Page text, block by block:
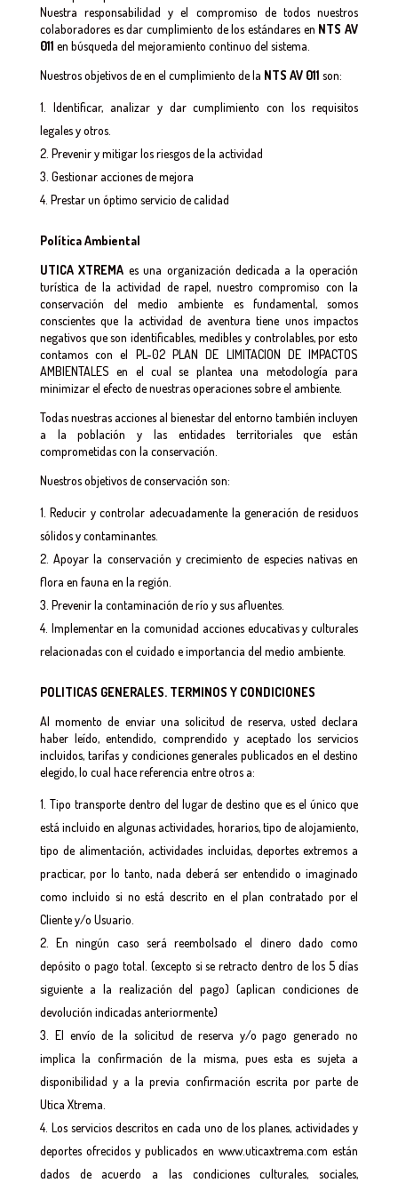
Nuestra responsabilidad y el compromiso de todos nuestros
colaboradores es dar cumplimiento de los estándares en NTS AV
011 en búsqueda del mejoramiento continuo del sistema.
Nuestros objetivos de en el cumplimiento de la NTS AV 011 son:
Identificar, analizar y dar cumplimiento con los requisitos
legales y otros.
Prevenir y mitigar los riesgos de la actividad
Gestionar acciones de mejora
Prestar un óptimo servicio de calidad
Política Ambiental
UTICA XTREMA es una organización dedicada a la operación
turística de la actividad de rapel, nuestro compromiso con la
conservación del medio ambiente es fundamental, somos
conscientes que la actividad de aventura tiene unos impactos
negativos que son identificables, medibles y controlables, por esto
contamos con el PL-02 PLAN DE LIMITACION DE IMPACTOS
AMBIENTALES en el cual se plantea una metodología para
minimizar el efecto de nuestras operaciones sobre el ambiente.
Todas nuestras acciones al bienestar del entorno también incluyen
a la población y las entidades territoriales que están
comprometidas con la conservación.
Nuestros objetivos de conservación son:
Reducir y controlar adecuadamente la generación de residuos
sólidos y contaminantes.
Apoyar la conservación y crecimiento de especies nativas en
flora en fauna en la región.
Prevenir la contaminación de río y sus afluentes.
Implementar en la comunidad acciones educativas y culturales
relacionadas con el cuidado e importancia del medio ambiente.
POLITICAS GENERALES. TERMINOS Y CONDICIONES
Al momento de enviar una solicitud de reserva, usted declara
haber leído, entendido, comprendido y aceptado los servicios
incluidos, tarifas y condiciones generales publicados en el destino
elegido, lo cual hace referencia entre otros a:
Tipo transporte dentro del lugar de destino que es el único que
está incluido en algunas actividades, horarios, tipo de alojamiento,
tipo de alimentación, actividades incluidas, deportes extremos a
practicar, por lo tanto, nada deberá ser entendido o imaginado
como incluido si no está descrito en el plan contratado por el
Cliente y/o Usuario.
En ningún caso será reembolsado el dinero dado como
depósito o pago total. (excepto si se retracto dentro de los 5 días
siguiente a la realización del pago) (aplican condiciones de
devolución indicadas anteriormente)
El envío de la solicitud de reserva y/o pago generado no
implica la confirmación de la misma, pues esta es sujeta a
disponibilidad y a la previa confirmación escrita por parte de
Utica Xtrema.
Los servicios descritos en cada uno de los planes, actividades y
deportes ofrecidos y publicados en www.uticaxtrema.com están
dados de acuerdo a las condiciones culturales, sociales,